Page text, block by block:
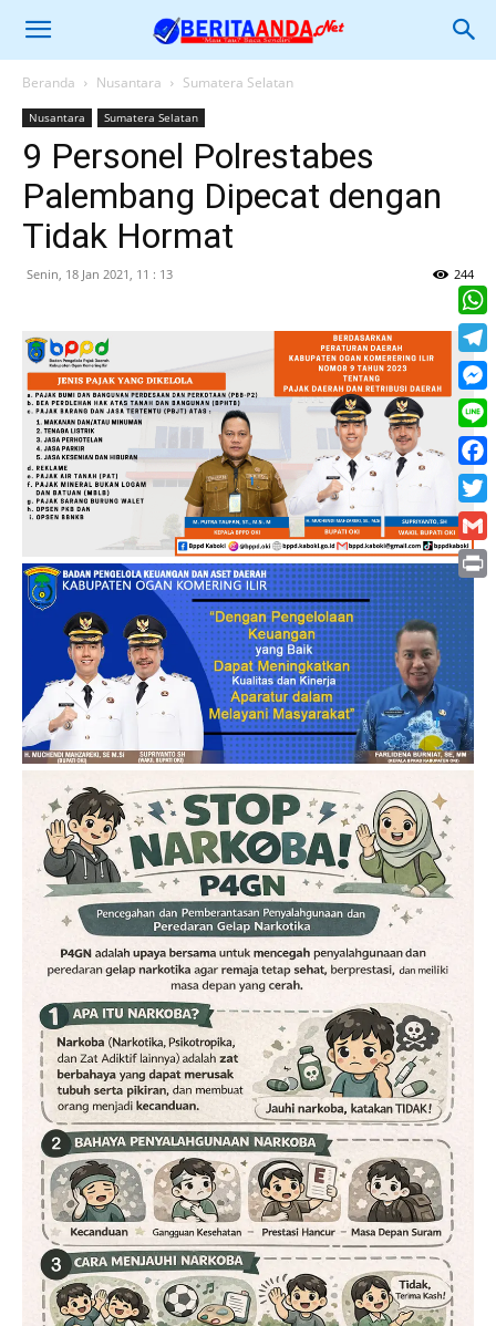
Beranda Nusantara Sumatera Selatan
Nusantara Sumatera Selatan
9 Personel Polrestabes
Palembang Dipecat dengan
Tidak Hormat
Senin, 18 Jan 2021, 11 : 13 244
Line
Print